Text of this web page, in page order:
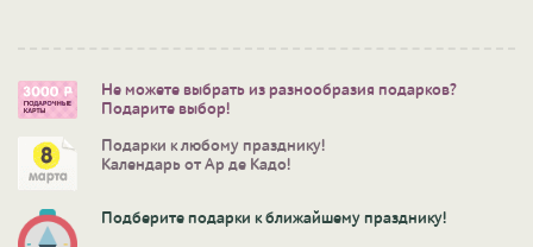
Не можете выбрать из разнообразия подарков?
Подарите выбор!
Подарки к любому празднику!
Календарь от Ар де Кадо!
Подберите подарки к ближайшему празднику!